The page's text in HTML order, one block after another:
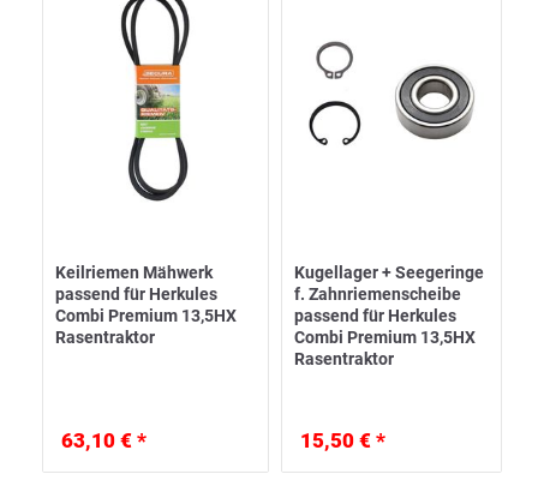
Keilriemen Mähwerk
passend für Herkules
Combi Premium 13,5HX
Rasentraktor
63,10 € *
Kugellager + Seegeringe
f. Zahnriemenscheibe
passend für Herkules
Combi Premium 13,5HX
Rasentraktor
15,50 € *